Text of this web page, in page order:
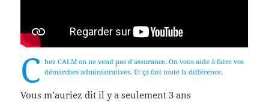
C hez CALM on ne vend pas d’assurance. On vous aide à faire vos
démarches administratives. Et ça fait toute la différence.
Vous m’auriez dit il y a seulement 3 ans